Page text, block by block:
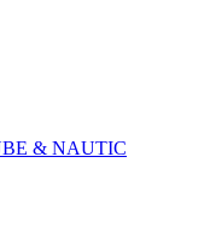
& NAUTIC